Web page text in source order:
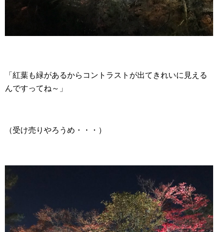
「紅葉も緑があるからコントラストが出てきれいに見える
んですってね～」
（受け売りやろうめ・・・）